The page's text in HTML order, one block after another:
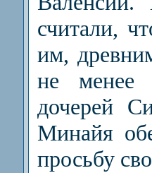
считали,
им,
не менее
дочерей
Минайя
просьбу